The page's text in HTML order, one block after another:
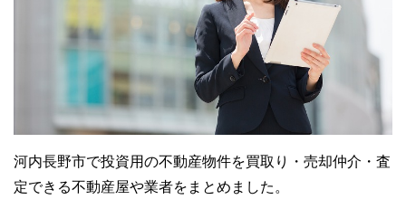
河内長野市で投資用の不動産物件を買取り・売却仲介・査
定できる不動産屋や業者をまとめました。